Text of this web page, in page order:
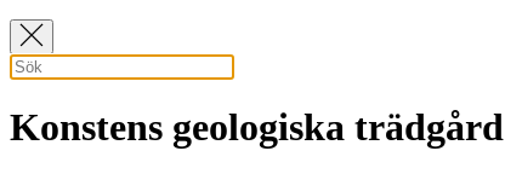
Konstens geologiska trädgård